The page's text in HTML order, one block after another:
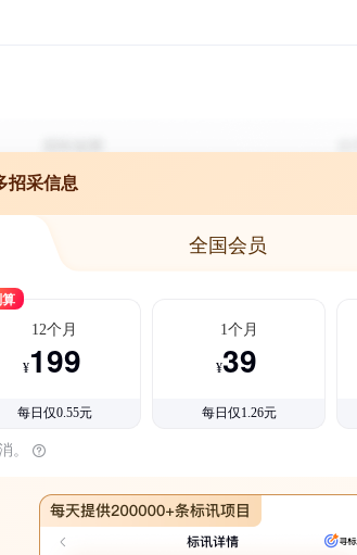
招采信息
全国会员
12个月
¥199
每日仅0.55元
1个月
¥39
每日仅1.26元
。